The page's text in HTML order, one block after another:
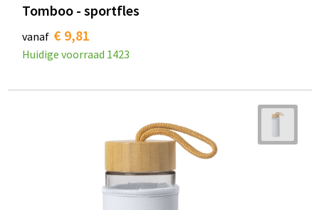
Tomboo - sportfles
vanaf € 9,81
Huidige voorraad 1423